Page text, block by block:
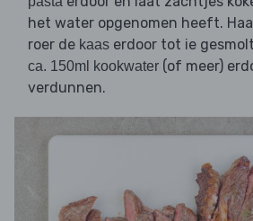
het water opgenomen heeft.
roer de kaas erdoor tot ie
ca. 150ml kookwater (of meer)
verdunnen.